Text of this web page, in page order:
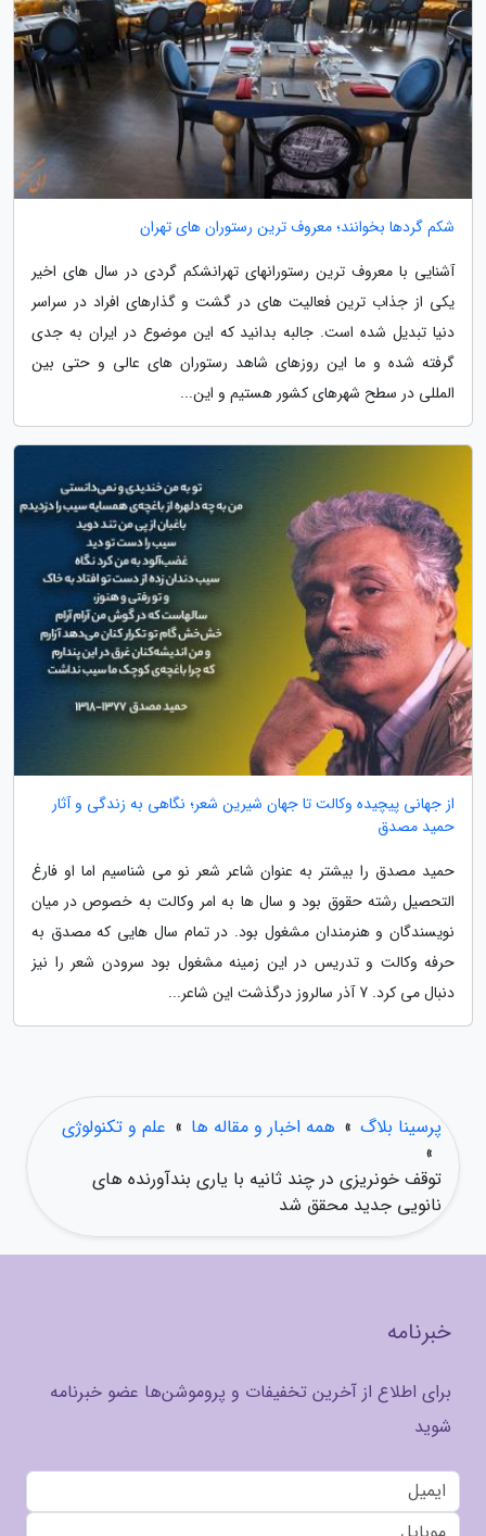
شکم گردها بخوانند؛ معروف ترین رستوران های تهران
آشنایی با معروف ترین رستورانهای تهرانشکم گردی در سال های اخیر
یکی از جذاب ترین فعالیت های در گشت و گذارهای افراد در سراسر
دنیا تبدیل شده است. جالبه بدانید که این موضوع در ایران به جدی
گرفته شده و ما این روزهای شاهد رستوران های عالی و حتی بین
المللی در سطح شهرهای کشور هستیم و این...
از جهانی پیچیده وکالت تا جهان شیرین شعر؛ نگاهی به زندگی و آثار
حمید مصدق
حمید مصدق را بیشتر به عنوان شاعر شعر نو می شناسیم اما او فارغ
التحصیل رشته حقوق بود و سال ها به امر وکالت به خصوص در میان
نویسندگان و هنرمندان مشغول بود. در تمام سال هایی که مصدق به
حرفه وکالت و تدریس در این زمینه مشغول بود سرودن شعر را نیز
دنبال می کرد. 7 آذر سالروز درگذشت این شاعر...
پرسینا بلاگ » همه اخبار و مقاله ها » علم و تکنولوژی
»
توقف خونریزی در چند ثانیه با یاری بندآورنده های
نانویی جدید محقق شد
خبرنامه
برای اطلاع از آخرین تخفیفات و پروموشن‌ها عضو خبرنامه
شوید